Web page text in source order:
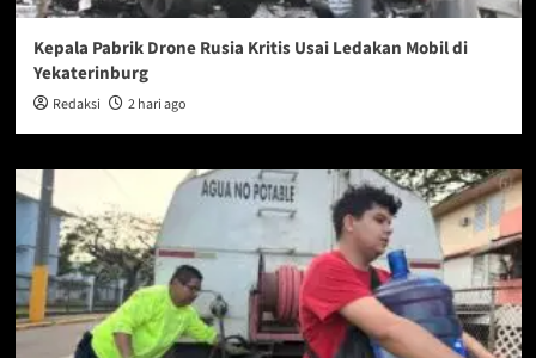
Kepala Pabrik Drone Rusia Kritis Usai Ledakan Mobil di
Yekaterinburg
Redaksi 2 hari ago